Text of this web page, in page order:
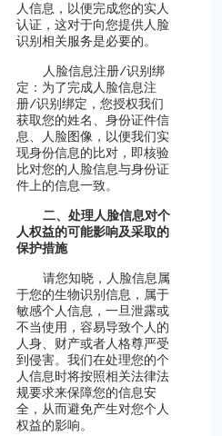
人信息，以便完成您的实人
认证，这对于向您提供人脸
识别相关服务是必要的。
人脸信息注册/识别绑
定：为了完成人脸信息注
册/识别绑定，您授权我们
获取您的姓名、身份证件信
息、人脸图像，以便我们实
现身份信息的比对，即核验
比对您的人脸信息与身份证
件上的信息一致。
二、处理人脸信息对个
人权益的可能影响及采取的
保护措施
请您知晓，人脸信息属
于您的生物识别信息，属于
敏感个人信息，一旦泄露或
不当使用，容易导致个人的
人身、财产或者人格尊严受
到侵害。我们在处理您的个
人信息时将按照相关法律法
规要求来保障您的信息安
全，从而避免产生对您个人
权益的影响。